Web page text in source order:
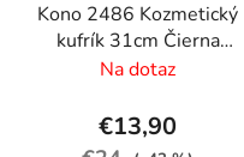
Kono 2486 Kozmetický
kufrík 31cm Čierna
ABS/Polykarbonát
Na dotaz
€13,90